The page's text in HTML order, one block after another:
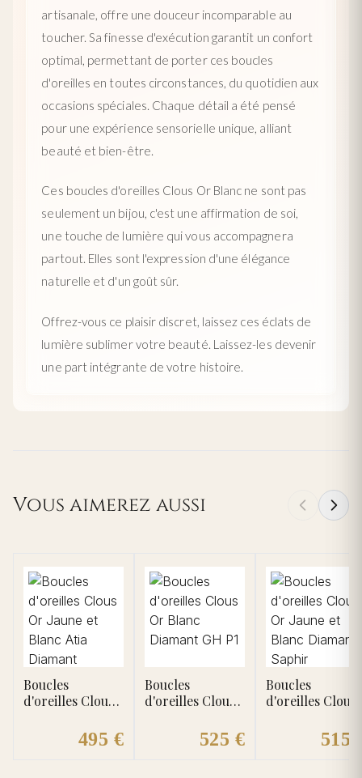
artisanale, offre une douceur incomparable au
toucher. Sa finesse d'exécution garantit un confort
optimal, permettant de porter ces boucles
d'oreilles en toutes circonstances, du quotidien aux
occasions spéciales. Chaque détail a été pensé
pour une expérience sensorielle unique, alliant
beauté et bien-être.
Ces boucles d'oreilles Clous Or Blanc ne sont pas
seulement un bijou, c'est une affirmation de soi,
une touche de lumière qui vous accompagnera
partout. Elles sont l'expression d'une élégance
naturelle et d'un goût sûr.
Offrez-vous ce plaisir discret, laissez ces éclats de
lumière sublimer votre beauté. Laissez-les devenir
une part intégrante de votre histoire.
Vous aimerez aussi
Boucles
d'oreilles Clous
Blanc Atia495 €
Boucles
d'oreilles Clous
Diamant GH P1
525 €
Boucles
d'oreilles Clous
Blanc Diamant
515